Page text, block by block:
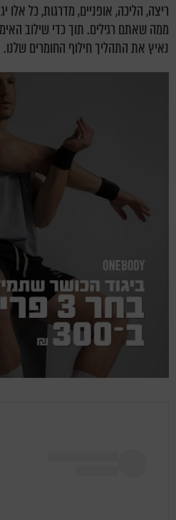
ריצה, הליכה, אופניים, מדרגות, כל אלו
ממה שאתם רגילים. תוך כדי שילוב
נאיץ את התהליך חילוף החומרים שלנו.